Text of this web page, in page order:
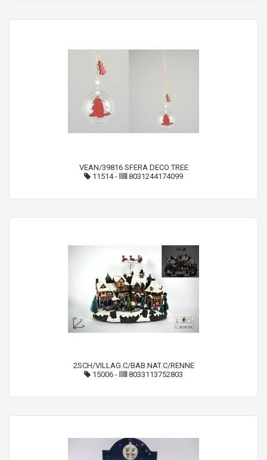
VEAN/39816 SFERA DECO TREE
11514- 8031244174099
2SCH/VILLAG.C/BAB.NAT.C/RENNE
15006 - 8033113752803